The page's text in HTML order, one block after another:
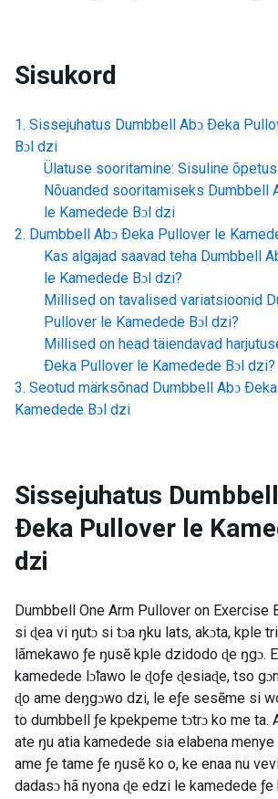
Sisukord
Sissejuhatus Dumbbell Abɔ Ðeka
Bɔl dzi
Ülatuse sooritamine: Sisuline õpetus
Nõuanded sooritamiseks Dumbbell
le Kamedede Bɔl dzi
Dumbbell Abɔ Ðeka Pullover le
Kas algajad saavad teha Dumbbell
le Kamedede Bɔl dzi?
Millised on tavalised variatsioonid
Pullover le Kamedede Bɔl dzi?
Millised on head täiendavad
Ðeka Pullover le Kamedede Bɔl dzi?
Seotud märksõnad Dumbbell Abɔ
Kamedede Bɔl dzi
Sissejuhatus
Ðeka Pullover le
dzi
Dumbbell One Arm Pullover on Exercise
si ɖea vi ŋutɔ si tɔa ŋku lats, akɔta, kple
lãmekawo ƒe ŋusẽ kple dzidodo ɖe ŋgɔ.
kamedede lɔ̃lawo le ɖoƒe ɖesiaɖe, tso
ɖo ame deŋgɔwo dzi, le eƒe sesẽme si
to dumbbell ƒe kpekpeme tɔtrɔ ko me ta.
ate ŋu atia kamedede sia elabena
ame ƒe tame ƒe ŋusẽ ko o, ke enaa nu
dadasɔ hã nyona ɖe edzi le kamedede ƒe